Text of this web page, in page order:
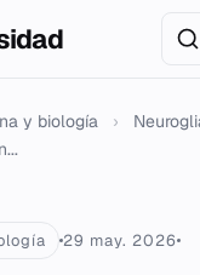
y biología ›
29 may. 2026